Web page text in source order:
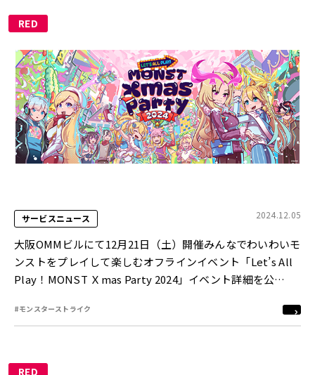
RED
サービスニュース 2024.12.05
大阪OMMビルにて12月21日（土）開催みんなでわいわいモ
ンストをプレイして楽しむオフラインイベント「Let’s All
Play！MONST Ｘmas Party 2024」イベント詳細を公
#モンスターストライク
RED